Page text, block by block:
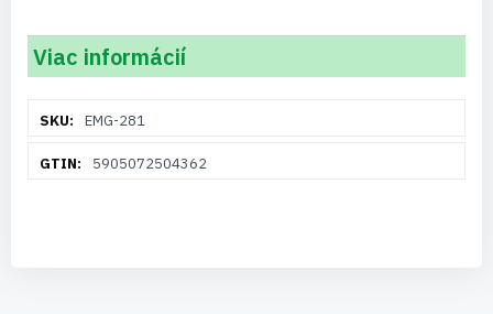
Viac informácií
informáciíEMG-281
5905072504362